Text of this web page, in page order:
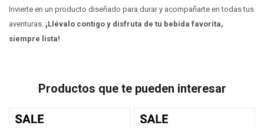
Invierte en un producto diseñado para durar y acompañarte en todas tus
aventuras. ¡Llévalo contigo y disfruta de tu bebida favorita,
siempre lista!
Productos que te pueden interesar